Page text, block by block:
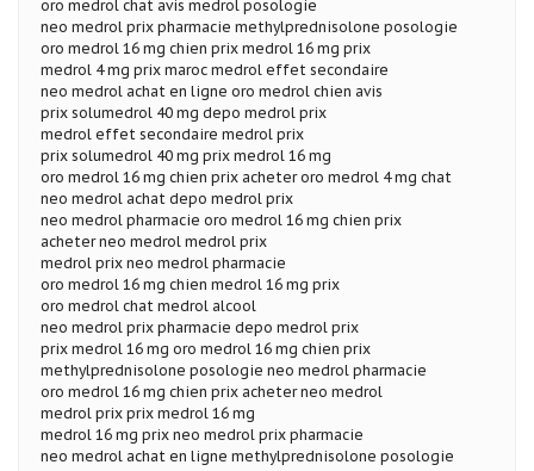
oro medrol chat avis medrol posologie
neo medrol prix pharmacie methylprednisolone posologie
oro medrol 16 mg chien prix medrol 16 mg prix
medrol 4 mg prix maroc medrol effet secondaire
neo medrol achat en ligne oro medrol chien avis
prix solumedrol 40 mg depo medrol prix
medrol effet secondaire medrol prix
prix solumedrol 40 mg prix medrol 16 mg
oro medrol 16 mg chien prix acheter oro medrol 4 mg chat
neo medrol achat depo medrol prix
neo medrol pharmacie oro medrol 16 mg chien prix
acheter neo medrol medrol prix
medrol prix neo medrol pharmacie
oro medrol 16 mg chien medrol 16 mg prix
oro medrol chat medrol alcool
neo medrol prix pharmacie depo medrol prix
prix medrol 16 mg oro medrol 16 mg chien prix
methylprednisolone posologie neo medrol pharmacie
oro medrol 16 mg chien prix acheter neo medrol
medrol prix prix medrol 16 mg
medrol 16 mg prix neo medrol prix pharmacie
neo medrol achat en ligne methylprednisolone posologie